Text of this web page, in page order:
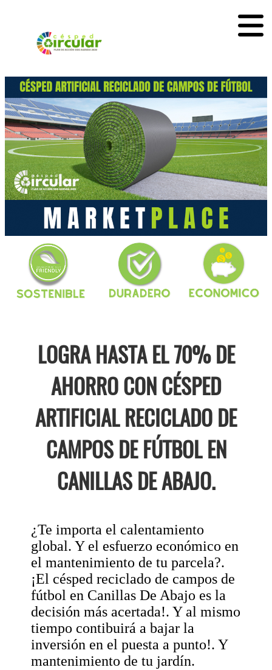
LOGRA HASTA EL 70% DE
AHORRO CON CÉSPED
ARTIFICIAL RECICLADO DE
CAMPOS DE FÚTBOL EN
CANILLAS DE ABAJO.
¿Te importa el calentamiento
global. Y el esfuerzo económico en
el mantenimiento de tu parcela?.
¡El césped reciclado de campos de
fútbol en Canillas De Abajo es la
decisión más acertada!. Y al mismo
tiempo contibuirá a bajar la
inversión en el puesta a punto!. Y
mantenimiento de tu jardín.